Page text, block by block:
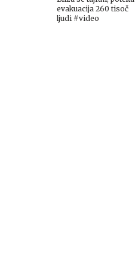
evakuacija 260 tisoč
ljudi #video